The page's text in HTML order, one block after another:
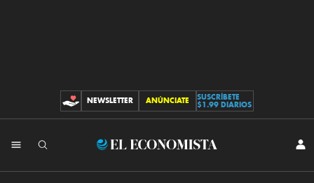
CONTRIBUCIONES
NEWSLETTER ANÚNCIATE
SUSCRÍBETE
$1.99 DIARIOS
El